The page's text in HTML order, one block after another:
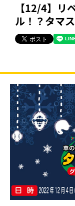
【12/4】リ
ル！？タマ